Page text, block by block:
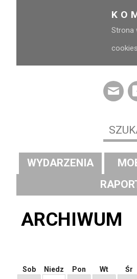
Strona
WYDARZENIA
ARCHIWUM
Sob Niedz Pon Wt Śr